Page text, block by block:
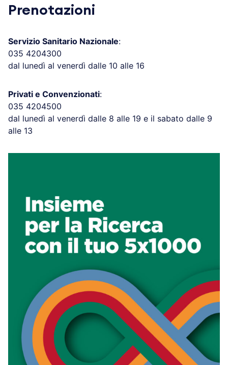
Prenotazioni
Servizio Sanitario Nazionale:
035 4204300
dal lunedì al venerdì dalle 10 alle 16
Privati e Convenzionati:
035 4204500
dal lunedì al venerdì dalle 8 alle 19 e il sabato dalle 9
alle 13